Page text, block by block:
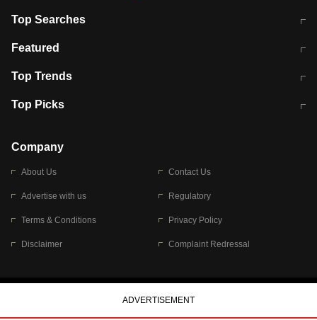
Top Searches
भरत तिवारी कथित एनकाउंटर मामले में बड़ी
Featured
स्पेन में प्रवासियों का सैलाब! मोरक्को से
Top Trends
RBI का नया नियम: अब बैंकों को अपनी सभी
Top Picks
बारिश की चेतावनी
Company
About Us Contact Us
Advertise with us Regulatory
Terms & Conditions Privacy Policy
Disclaimer Complaint Redressal